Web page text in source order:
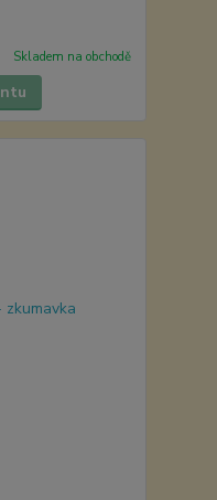
Skladem na obchodě